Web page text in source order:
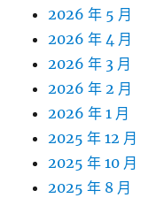
2026 年 5 月
2026 年 4 月
2026 年 3 月
2026 年 2 月
2026 年 1 月
2025 年 12 月
2025 年 10 月
2025 年 8 月